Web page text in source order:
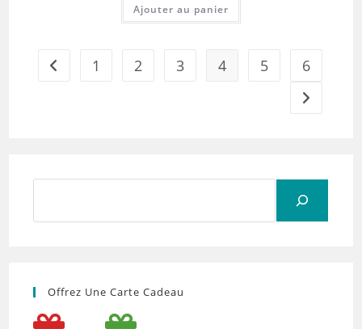
Ajouter au panier
1 2 3 4 5 6
Offrez Une Carte Cadeau